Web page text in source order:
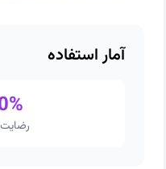
آمار استفاده
رضایت